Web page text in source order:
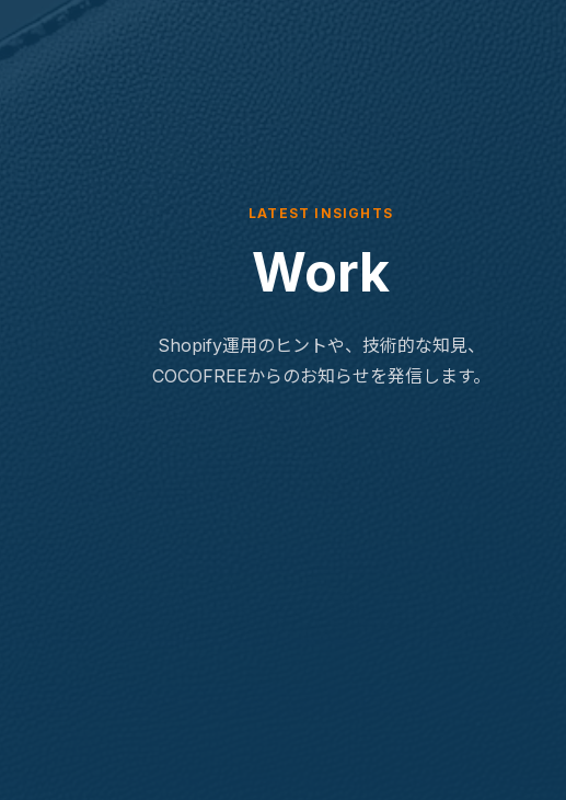
LATEST INSIGHTS
Work
Shopify運用のヒントや、技術的な知見、
COCOFREEからのお知らせを発信します。